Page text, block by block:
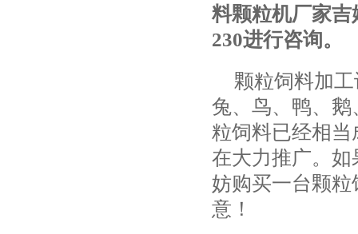
料颗粒机厂家吉
230进行咨询。
颗粒饲料加
兔、鸟、鸭、
粒饲料已经相
在大力推广。
妨购买一台颗
意！